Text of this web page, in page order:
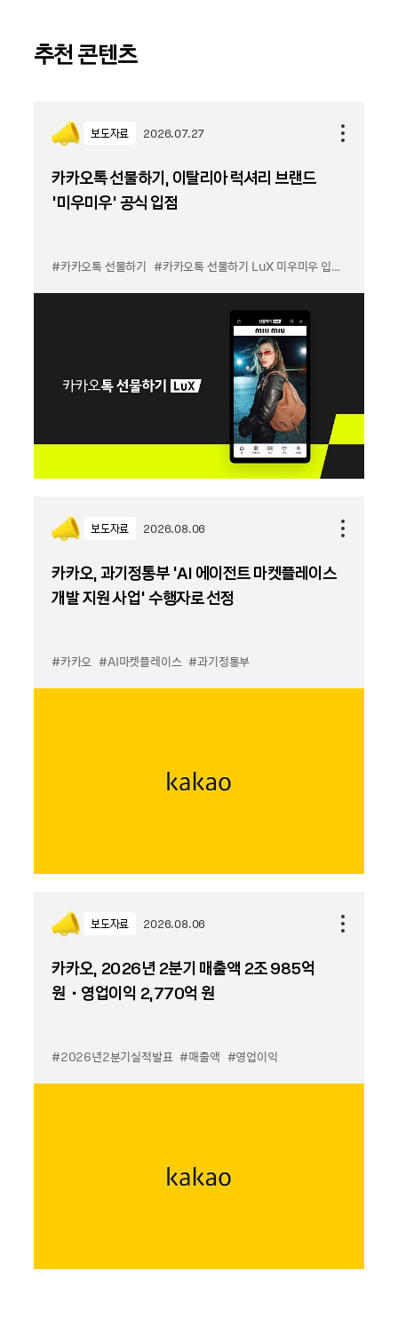
추천 콘텐츠
보도자료 2026.07.27
카카오톡 선물하기, 이탈리아 럭셔리 브랜드
'미우미우' 공식 입점
#카카오톡 선물하기 #카카오톡 선물하기 LuX 미우미우 입점
보도자료 2026.08.06
카카오, 과기정통부 ‘AI 에이전트 마켓플레이스
개발 지원 사업’ 수행자로 선정
#카카오 #AI마켓플레이스 #과기정통부
보도자료 2026.08.06
카카오, 2026년 2분기 매출액 2조 985억
원・영업이익 2,770억 원
#2026년2분기실적발표 #매출액 #영업이익